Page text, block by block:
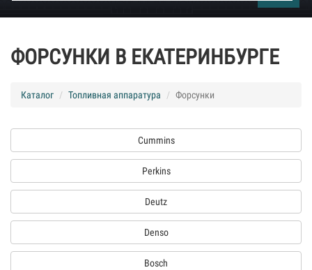
ФОРСУНКИ В ЕКАТЕРИНБУРГЕ
Каталог Топливная аппаратура Форсунки
Cummins
Perkins
Deutz
Denso
Bosch